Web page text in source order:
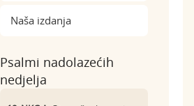
Naša izdanja
Psalmi nadolazećih
nedjelja